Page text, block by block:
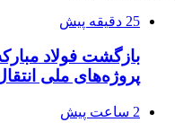
25 دقیقه پیش
بازگشت فولاد
پروژه‌های ملی
2 ساعت پیش